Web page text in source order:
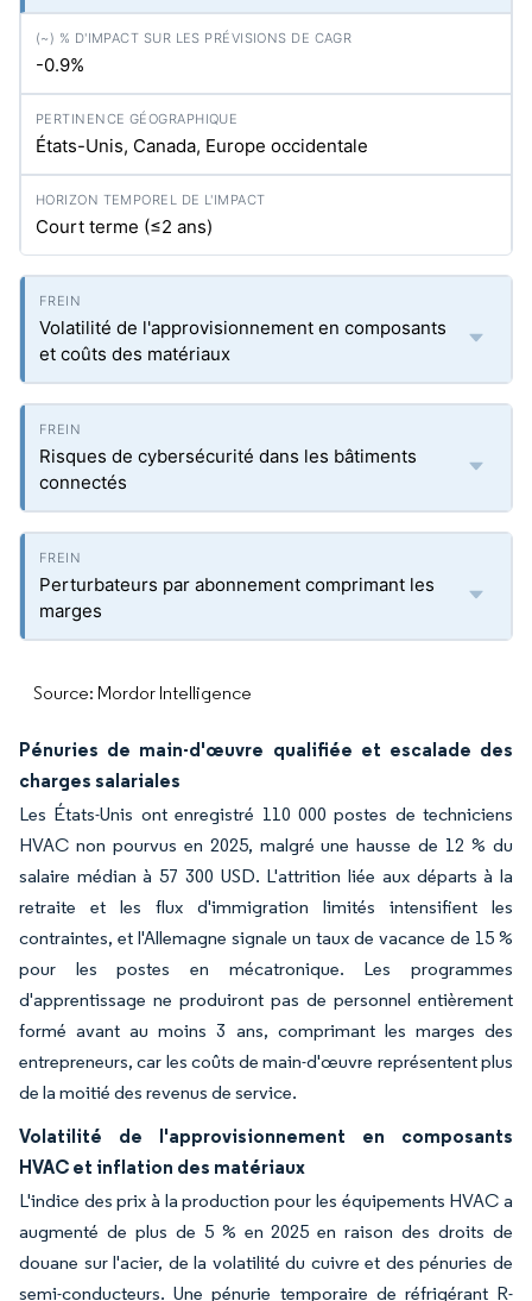
-0.9%
États-Unis, Canada, Europe occidentale
Court terme (≤2 ans)
Volatilité de l'approvisionnement en composants
et coûts des matériaux
Risques de cybersécurité dans les bâtiments
connectés
Perturbateurs par abonnement comprimant les
marges
Source: Mordor Intelligence
Pénuries de main-d'œuvre qualifiée et escalade des
charges salariales
Les États-Unis ont enregistré 110 000 postes de techniciens
HVAC non pourvus en 2025, malgré une hausse de 12 % du
salaire médian à 57 300 USD. L'attrition liée aux départs à la
retraite et les flux d'immigration limités intensifient les
contraintes, et l'Allemagne signale un taux de vacance de 15 %
pour les postes en mécatronique. Les programmes
d'apprentissage ne produiront pas de personnel entièrement
formé avant au moins 3 ans, comprimant les marges des
entrepreneurs, car les coûts de main-d'œuvre représentent plus
de la moitié des revenus de service.
Volatilité de l'approvisionnement en composants
HVAC et inflation des matériaux
L'indice des prix à la production pour les équipements HVAC a
augmenté de plus de 5 % en 2025 en raison des droits de
douane sur l'acier, de la volatilité du cuivre et des pénuries de
semi-conducteurs. Une pénurie temporaire de réfrigérant R-